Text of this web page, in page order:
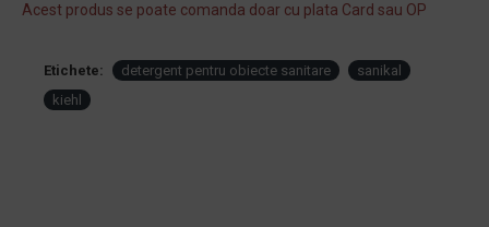
Acest produs se poate comanda doar cu plata Card sau OP
Etichete: detergent pentru obiecte sanitare
sanikal
kiehl